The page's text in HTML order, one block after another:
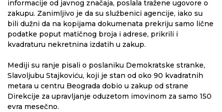
informacije od javnog značaja, poslala tražene ugovore o
zakupu. Zanimljivo je da su službenici agencije, iako su
bili dužni da na kopijama dokumenata prekriju samo lične
podatke poput matičnog broja i adrese, prikrili i
kvadraturu nekretnina izdatih u zakup.
Mediji su ranje pisali o poslaniku Demokratske stranke,
Slavoljubu Stajkoviću, koji je stan od oko 90 kvadratnih
metara u centru Beograda dobio u zakup od strane
Direkcije za upravljanje oduzetom imovinom za samo 150
evra mesečno.